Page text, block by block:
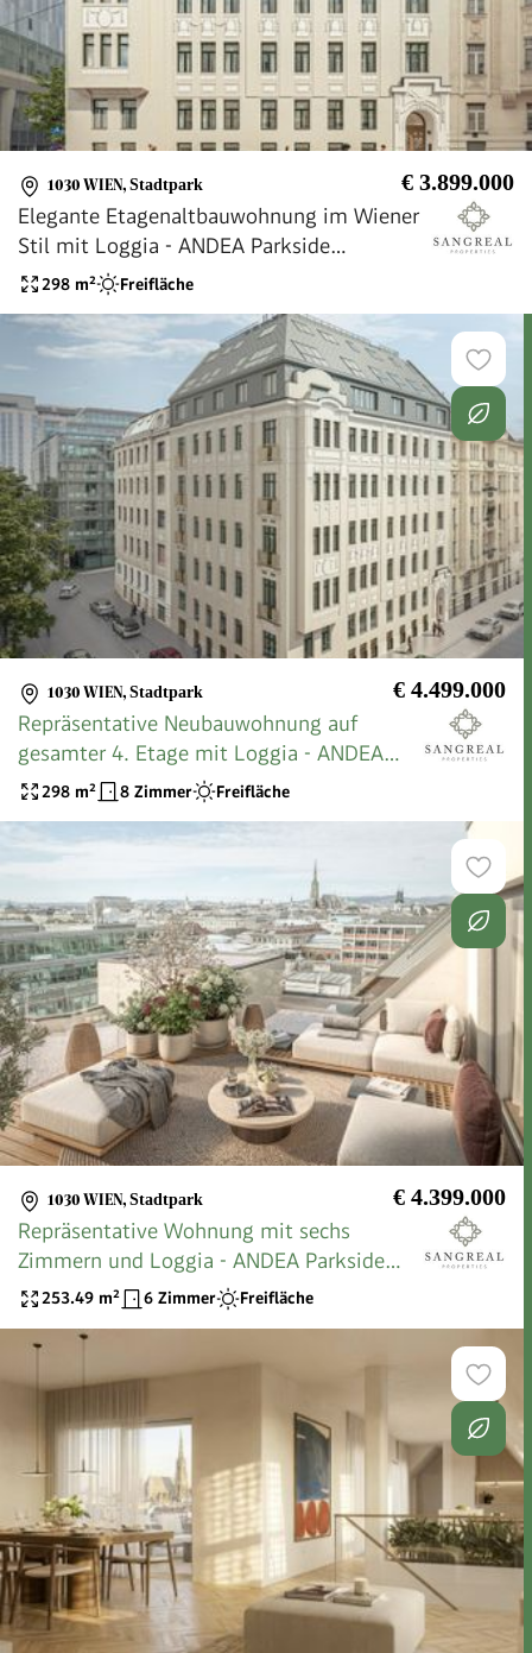
1030 WIEN, Stadtpark € 3.899.000
Elegante Etagenaltbauwohnung im Wiener
Stil mit Loggia - ANDEA Parkside
Residences
298 m² Freifläche
1030 WIEN, Stadtpark € 4.499.000
Repräsentative Neubauwohnung auf
gesamter 4. Etage mit Loggia - ANDEA
Parkside Residences
298 m² 8 Zimmer Freifläche
1030 WIEN, Stadtpark € 4.399.000
Repräsentative Wohnung mit sechs
Zimmern und Loggia - ANDEA Parkside
Residences
253.49 m² 6 Zimmer Freifläche